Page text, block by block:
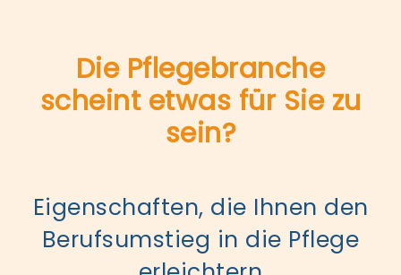
Die Pflegebranche
scheint etwas für Sie zu
sein?
Eigenschaften, die Ihnen den
Berufsumstieg in die Pflege